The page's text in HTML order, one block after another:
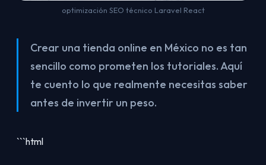
optimización SEO técnico Laravel React
Crear una tienda online en México no es tan
sencillo como prometen los tutoriales. Aquí
te cuento lo que realmente necesitas saber
antes de invertir un peso.
```html